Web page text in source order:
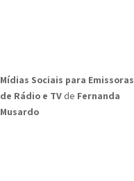
Mídias Sociais para Emissoras
de Rádio e TVde Fernanda
Musardo